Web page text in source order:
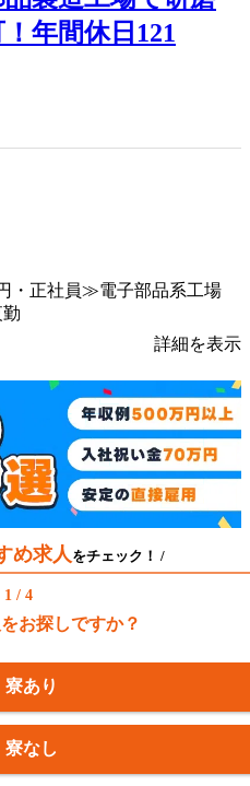
年間休日121
・正社員≫電子部品系工場
詳細を表示
め求人をチェック！ /
1 / 4
お探しですか？
寮あり
寮なし